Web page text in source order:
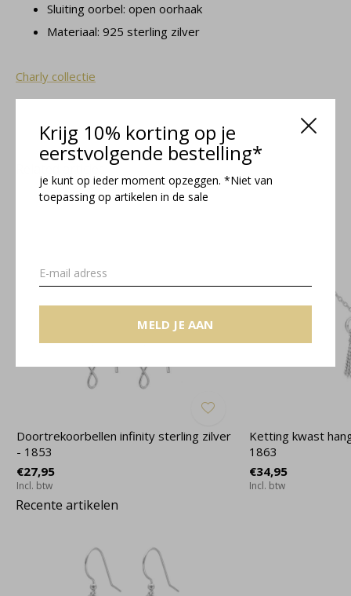
Krijg 10% korting op je
eerstvolgende bestelling*
je kunt op ieder moment opzeggen. *Niet van
toepassing op artikelen in de sale
MELD JE AAN
Sluiting oorbel: open oorhaak
Materiaal: 925 sterling zilver
Charly collectie
Doortrekoorbellen infinity sterling zilver
- 1853
€27,95
Incl. btw
Ketting kwast
1863
€34,95
Incl. btw
Recente artikelen